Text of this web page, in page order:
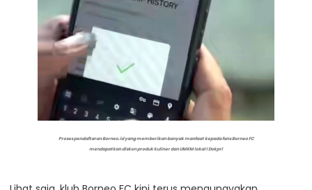
Proses pendaftaran Borneo.id yang memberikan banyak manfaat kepada fans Borneo FC
mendapatkan diskon produk kuliner dan UMKM lokal I Dokpri